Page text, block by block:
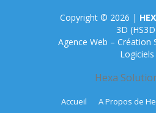
Copyright © 2026 |
3D
Agence Web – Création
Logiciels
Hexa
Accueil
A Propos de